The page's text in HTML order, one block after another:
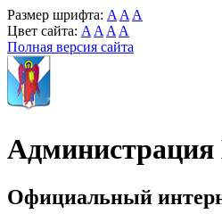
Размер шрифта: A A A
Цвет сайта: A A A A
Полная версия сайта
Администрация
Официальный